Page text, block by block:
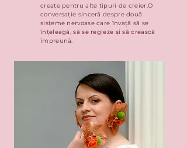
create pentru alte tipuri de creier.O
conversație sinceră despre două
sisteme nervoase care învață să se
înțeleagă, să se regleze și să crească
împreună.